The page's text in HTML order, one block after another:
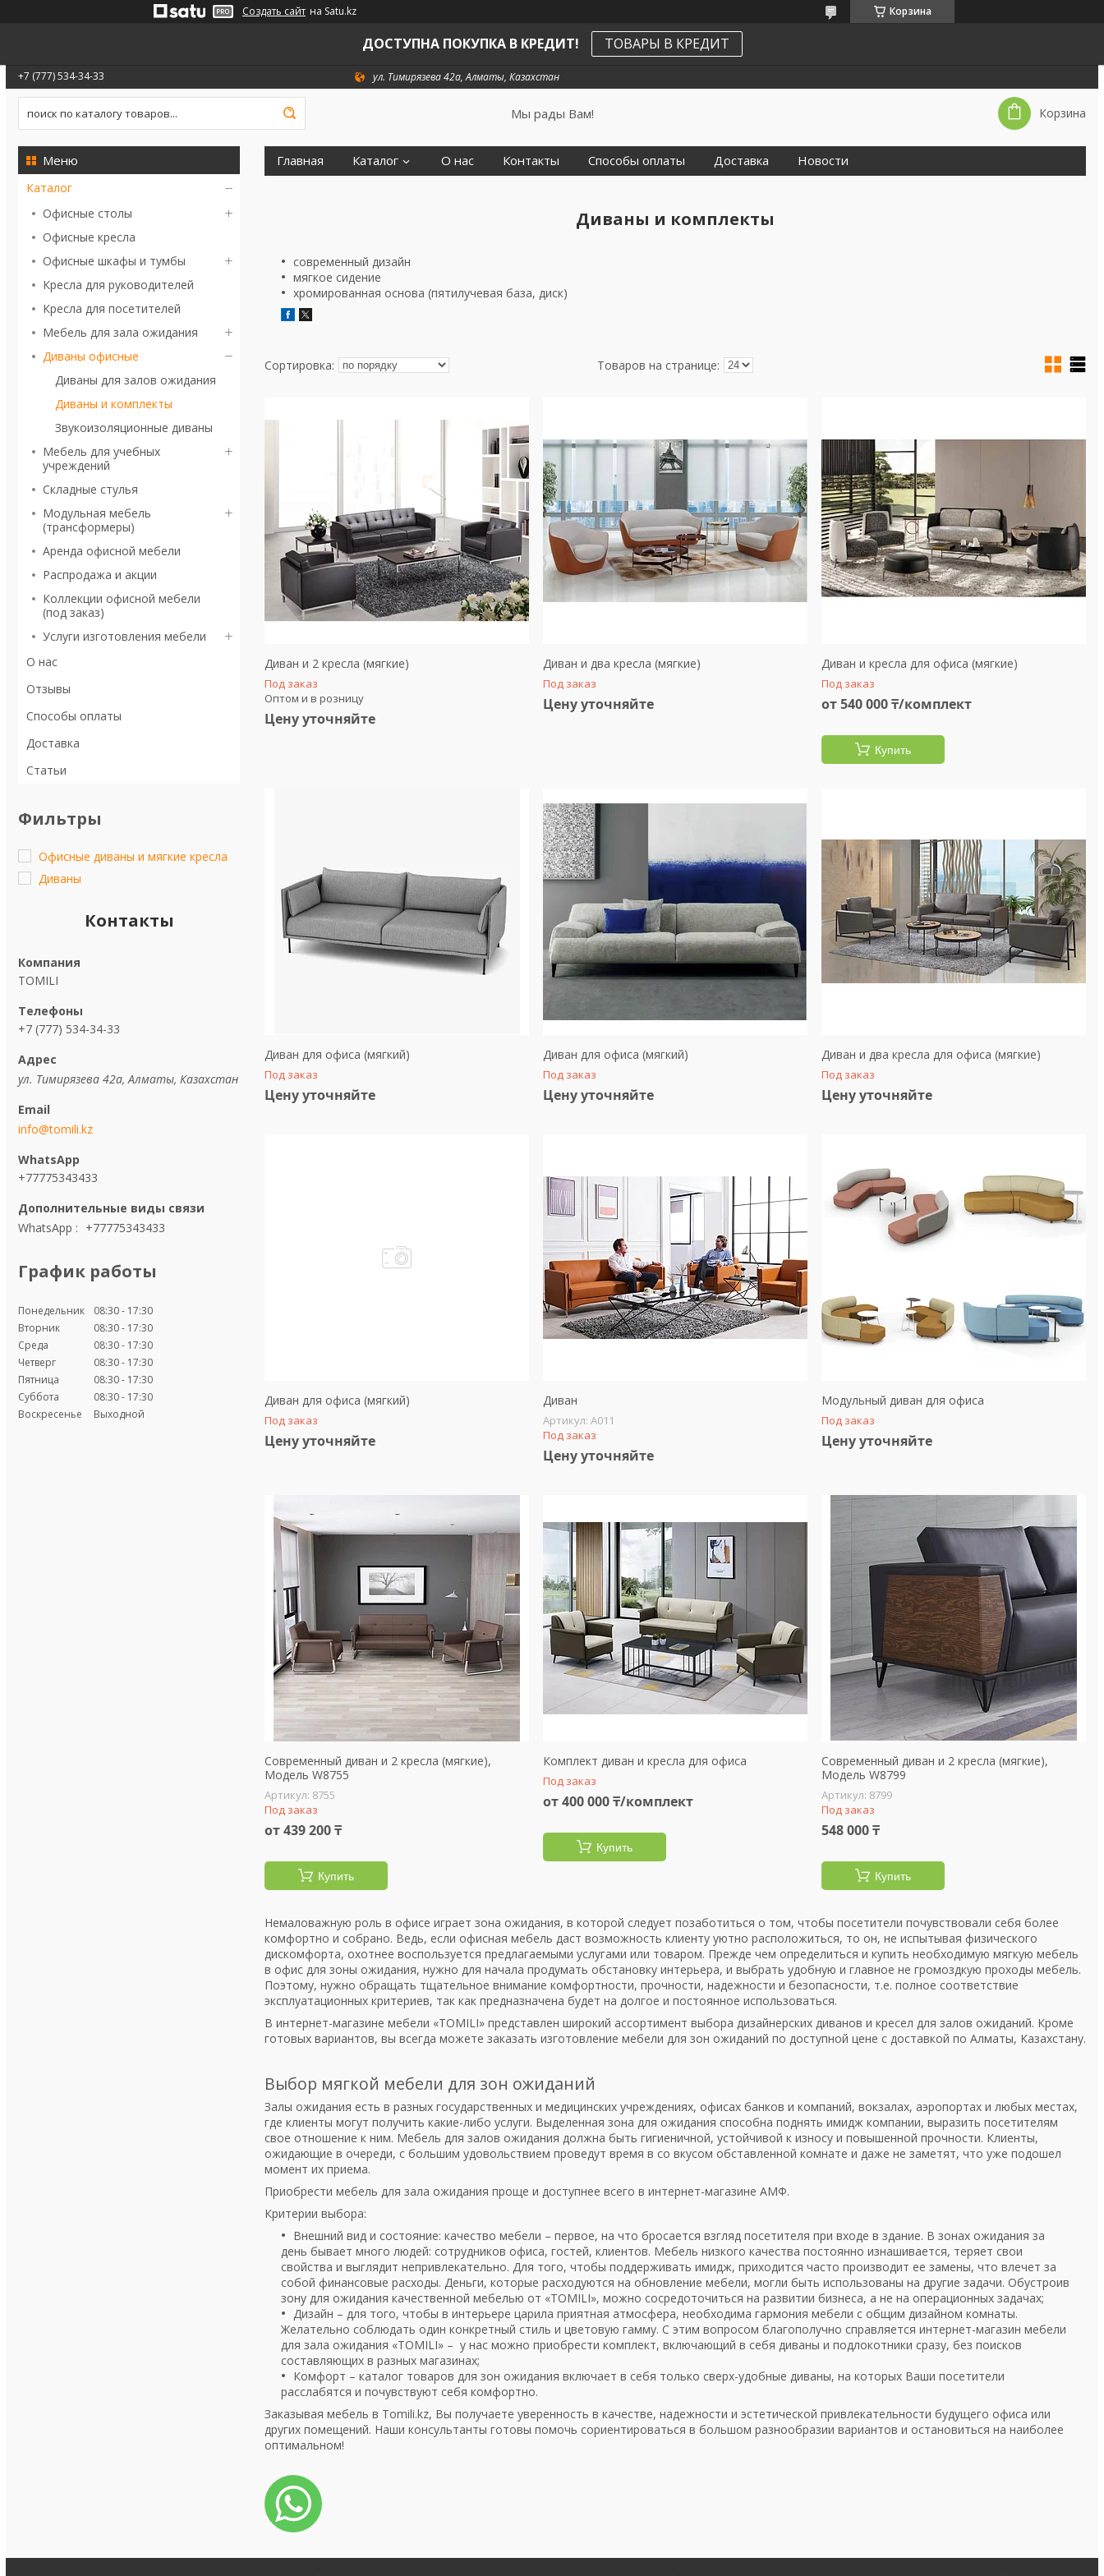
Создать сайт на Satu.kz Корзина
ДОСТУПНА ПОКУПКА В КРЕДИТ! ТОВАРЫ В КРЕДИТ
+7 (777) 534-34-33 ул. Тимирязева 42а, Алматы, Казахстан
Мы рады Вам! Корзина
Каталог
Офисные столы
Офисные кресла
Офисные шкафы и тумбы
Кресла для руководителей
Кресла для посетителей
Мебель для зала ожидания
Диваны офисные
Диваны для залов ожидания
Диваны и комплекты
Звукоизоляционные диваны
Мебель для учебных
учреждений
Складные стулья
Модульная мебель
(трансформеры)
Аренда офисной мебели
Распродажа и акции
Коллекции офисной мебели
(под заказ)
Услуги изготовления мебели
О нас
Отзывы
Способы оплаты
Доставка
Статьи
Фильтры
Офисные диваны и мягкие кресла
Диваны
Контакты
TOMILI
+7 (777) 534-34-33
ул. Тимирязева 42а, Алматы, Казахстан
info@tomili.kz
+77775343433
WhatsApp +77775343433
График работы
Понедельник 08:30
17:30
Вторник
08:30
17:30
Среда
08:30
17:30
Четверг
08:30
17:30
Пятница
08:30
17:30
Суббота
08:30
17:30
Воскресенье
Выходной
Главная Каталог О нас Контакты Способы оплаты Доставка Новости
Диваны и комплекты
современный дизайн
мягкое сидение
хромированная основа (пятилучевая база, диск)
Диван и 2 кресла (мягкие)
Под заказ
Оптом и в розницу
Цену уточняйте
Диван и два кресла (мягкие)
Под заказ
Цену уточняйте
Диван и кресла для офиса (мягкие)
Под заказ
от 540 000 ₸/комплект
Купить
Диван для офиса (мягкий)
Под заказ
Цену уточняйте
Диван для офиса (мягкий)
Под заказ
Цену уточняйте
Диван и два кресла для офиса (мягкие)
Под заказ
Цену уточняйте
Диван для офиса (мягкий)
Под заказ
Цену уточняйте
Диван
А011
Под заказ
Цену уточняйте
Модульный диван для офиса
Под заказ
Цену уточняйте
Современный диван и 2 кресла (мягкие),
Модель W8755
8755
Под заказ
от 439 200 ₸
Купить
Комплект диван и кресла для офиса
Под заказ
от 400 000 ₸/комплект
Купить
Современный диван и 2 кресла (мягкие),
Модель W8799
8799
Под заказ
548 000 ₸
Купить
Немаловажную роль в офисе играет зона ожидания, в которой следует позаботиться о том, чтобы посетители почувствовали себя более
комфортно и собрано. Ведь, если офисная мебель даст возможность клиенту уютно расположиться, то он, не испытывая физического
дискомфорта, охотнее воспользуется предлагаемыми услугами или товаром. Прежде чем определиться и купить необходимую мягкую мебель
в офис для зоны ожидания, нужно для начала продумать обстановку интерьера, и выбрать удобную и главное не громоздкую проходы мебель.
Поэтому, нужно обращать тщательное внимание комфортности, прочности, надежности и безопасности, т.е. полное соответствие
эксплуатационных критериев, так как предназначена будет на долгое и постоянное использоваться.
В интернет-магазине мебели «TOMILI» представлен широкий ассортимент выбора дизайнерских диванов и кресел для залов ожиданий. Кроме
готовых вариантов, вы всегда можете заказать изготовление мебели для зон ожиданий по доступной цене с доставкой по Алматы, Казахстану.
Выбор мягкой мебели для зон ожиданий
Залы ожидания есть в разных государственных и медицинских учреждениях, офисах банков и компаний, вокзалах, аэропортах и любых местах,
где клиенты могут получить какие-либо услуги. Выделенная зона для ожидания способна поднять имидж компании, выразить посетителям
свое отношение к ним. Мебель для залов ожидания должна быть гигиеничной, устойчивой к износу и повышенной прочности. Клиенты,
ожидающие в очереди, с большим удовольствием проведут время в со вкусом обставленной комнате и даже не заметят, что уже подошел
момент их приема.
Приобрести мебель для зала ожидания проще и доступнее всего в интернет-магазине АМФ.
Критерии выбора:
Внешний вид и состояние: качество мебели – первое, на что бросается взгляд посетителя при входе в здание. В зонах ожидания за
день бывает много людей: сотрудников офиса, гостей, клиентов. Мебель низкого качества постоянно изнашивается, теряет свои
свойства и выглядит непривлекательно. Для того, чтобы поддерживать имидж, приходится часто производит ее замены, что влечет за
собой финансовые расходы. Деньги, которые расходуются на обновление мебели, могли быть использованы на другие задачи. Обустроив
зону для ожидания качественной мебелью от «TOMILI», можно сосредоточиться на развитии бизнеса, а не на операционных задачах;
Дизайн – для того, чтобы в интерьере царила приятная атмосфера, необходима гармония мебели с общим дизайном комнаты.
Желательно соблюдать один конкретный стиль и цветовую гамму. С этим вопросом благополучно справляется интернет-магазин мебели
для зала ожидания «TOMILI» – у нас можно приобрести комплект, включающий в себя диваны и подлокотники сразу, без поисков
составляющих в разных магазинах;
Комфорт – каталог товаров для зон ожидания включает в себя только сверх-удобные диваны, на которых Ваши посетители
расслабятся и почувствуют себя комфортно.
Заказывая мебель в Tomili.kz, Вы получаете уверенность в качестве, надежности и эстетической привлекательности будущего офиса или
других помещений. Наши консультанты готовы помочь сориентироваться в большом разнообразии вариантов и остановиться на наиболее
оптимальном!